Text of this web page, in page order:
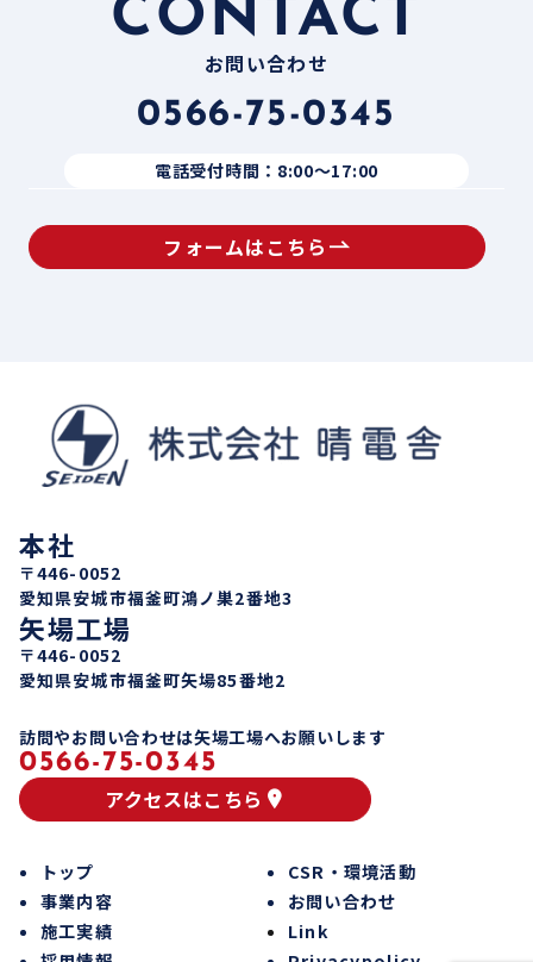
CONTACT
お問い合わせ
0566-75-0345
電話受付時間：8:00〜17:00
フォームはこちら
本社
〒446-0052
愛知県安城市福釜町鴻ノ巣2番地3
矢場工場
〒446-0052
愛知県安城市福釜町矢場85番地2
訪問やお問い合わせは矢場工場へお願いします
0566-75-0345
アクセスはこちら
トップ
事業内容
施工実績
CSR・環境活動
お問い合わせ
Link